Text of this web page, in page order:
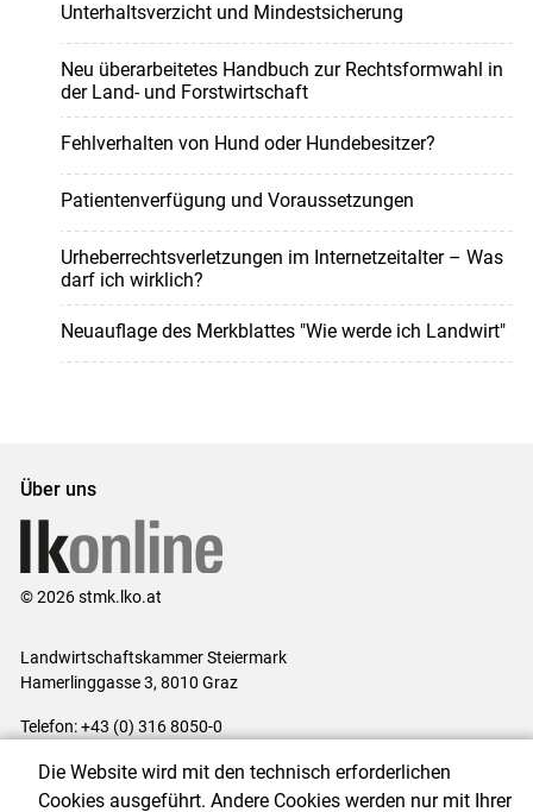
Unterhaltsverzicht und Mindestsicherung
Neu überarbeitetes Handbuch zur Rechtsformwahl in
der Land- und Forstwirtschaft
Fehlverhalten von Hund oder Hundebesitzer?
Patientenverfügung und Voraussetzungen
Urheberrechtsverletzungen im Internetzeitalter – Was
darf ich wirklich?
Neuauflage des Merkblattes "Wie werde ich Landwirt"
Über uns
© 2026 stmk.lko.at
Landwirtschaftskammer Steiermark
Hamerlinggasse 3, 8010 Graz
Telefon: +43 (0) 316 8050-0
Impressum|Kontakt|Datenschutzerklärung|Barrierefreiheit|
Die Website wird mit den technisch erforderlichen
Cookies ausgeführt. Andere Cookies werden nur mit Ihrer